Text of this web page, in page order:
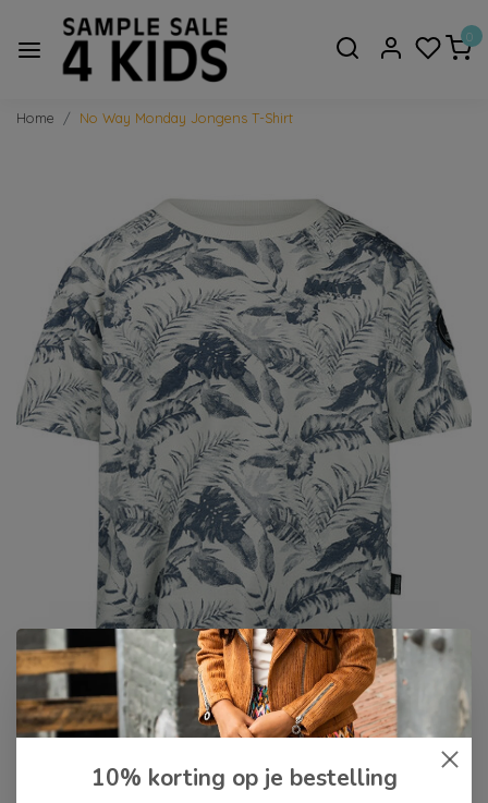
0
Home No Way Monday Jongens T-Shirt
No Way Monday -50%
10% korting op je bestelling